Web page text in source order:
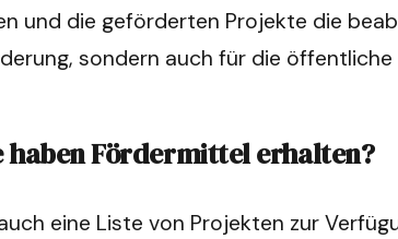
und die geförderten Projekte die
sondern auch für die
Fördermittel erhalten?
eine Liste von Projekten zur